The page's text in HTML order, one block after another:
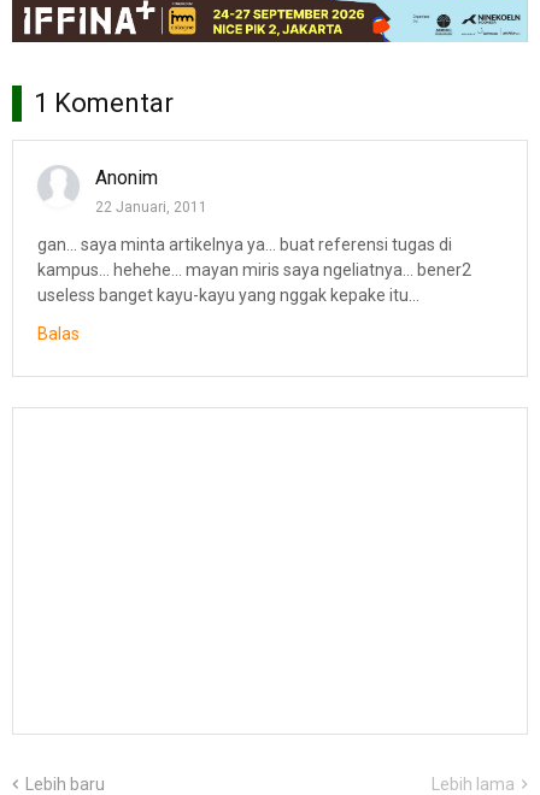
1 Komentar
Anonim
22 Januari, 2011
gan... saya minta artikelnya ya... buat referensi tugas di
kampus... hehehe... mayan miris saya ngeliatnya... bener2
useless banget kayu-kayu yang nggak kepake itu...
Balas
Lebih baru Lebih lama